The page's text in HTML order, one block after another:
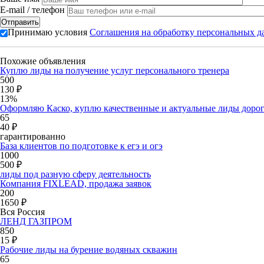
E-mail / телефон
Принимаю условия Соглашения на обработку персональных
Похожие объявления
Куплю лиды на получение услуг персонального тренера
500
130 ₽
13%
Оформляю Каско, куплю качественные и актуальные лиды
65
40 ₽
гарантированно
База клиентов по подготовке к егэ и огэ
1000
500 ₽
лиды под разную сферу деятельность
Компания FIXLEAD, продажа заявок
200
1650 ₽
Вся Россия
ЛЕНД ГАЗПРОМ
850
15 ₽
Рабочие лиды на бурение водяных скважин
65